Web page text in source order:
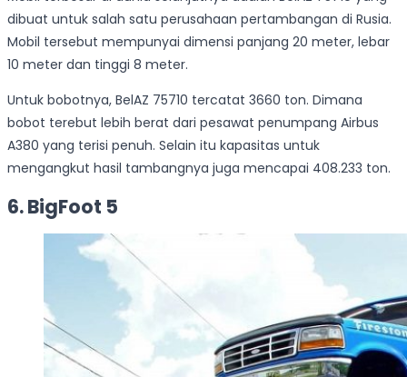
dibuat untuk salah satu perusahaan pertambangan di Rusia.
Mobil tersebut mempunyai dimensi panjang 20 meter, lebar
10 meter dan tinggi 8 meter.
Untuk bobotnya, BelAZ 75710 tercatat 3660 ton. Dimana
bobot terebut lebih berat dari pesawat penumpang Airbus
A380 yang terisi penuh. Selain itu kapasitas untuk
mengangkut hasil tambangnya juga mencapai 408.233 ton.
6. BigFoot 5